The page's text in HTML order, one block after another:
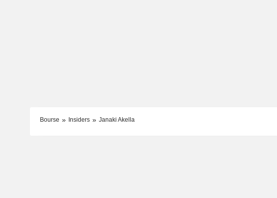
Bourse Insiders Janaki Akella